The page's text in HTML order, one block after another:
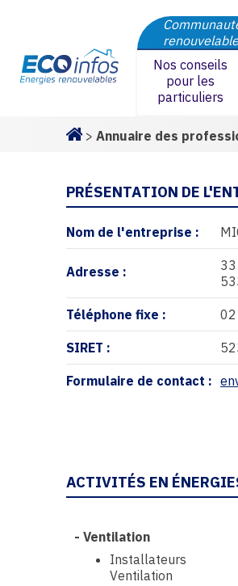
Nos conseils
pour les
particuliers
> Annuaire des
PRÉSENTATION DE
Nom de l'entreprise :
Adresse :
33
Téléphone fixe :
SIRET :
Formulaire de contact :
ACTIVITÉS EN
- Ventilation
Installateurs
Ventilation